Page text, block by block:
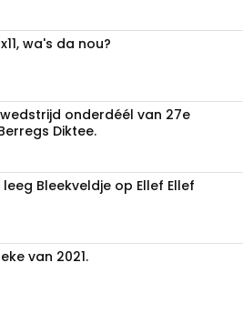
wa's da nou?
onderdéél van 27e
Diktee.
Bleekveldje op Ellef Ellef
van 2021.